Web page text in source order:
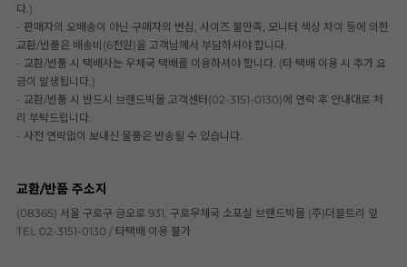
다.)
- 판매자의 오배송이 아닌 구매자의 변심, 사이즈 불만족, 모니터 색상 차이 등에 의한
교환/반품은 배송비(6천원)을 고객님께서 부담하셔야 합니다.
- 교환/반품 시 택배사는 우체국 택배를 이용하셔야 합니다. (타 택배 이용 시 추가 요
금이 발생됩니다.)
- 교환/반품 시 반드시 브랜드빅몰 고객센터(02-3151-0130)에 연락 후 안내대로 처
리 부탁드립니다.
- 사전 연락없이 보내신 물품은 반송될 수 있습니다.
교환/반품 주소지
(08365) 서울 구로구 금오로 931, 구로우체국 소포실 브랜드빅몰 (주)더블트리 앞
TEL 02-3151-0130 / 타택배 이용 불가